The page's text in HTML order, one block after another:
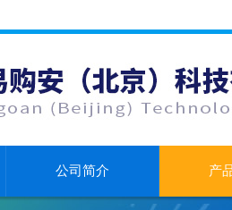
公司简介 产